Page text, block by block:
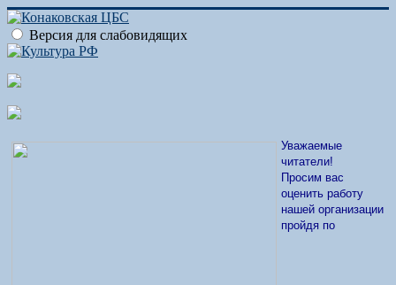
Версия для слабовидящих
Уважаемые
читатели!
Просим вас
оценить работу
нашей организации
пройдя по